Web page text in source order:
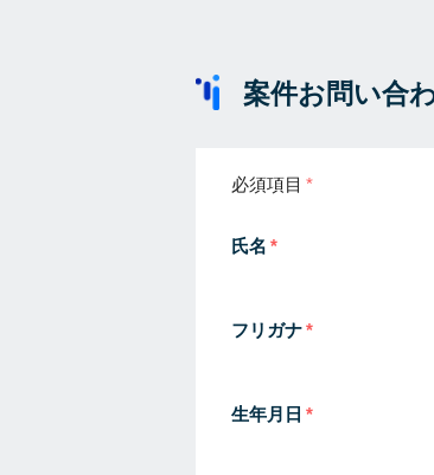
案件お問い合
必須項目
氏名
フリガナ
生年月日